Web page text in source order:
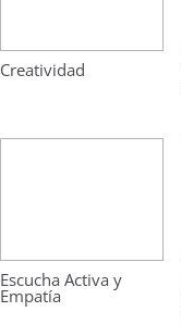
Creatividad
Escucha Activa y
Empatía